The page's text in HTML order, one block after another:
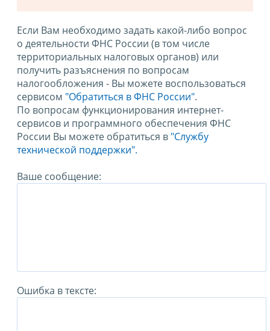
Если Вам необходимо задать какой-либо вопрос
о деятельности ФНС России (в том числе
территориальных налоговых органов) или
получить разъяснения по вопросам
налогообложения - Вы можете воспользоваться
сервисом "Обратиться в ФНС России".
По вопросам функционирования интернет-
сервисов и программного обеспечения ФНС
России Вы можете обратиться в "Службу
технической поддержки".
Ваше сообщение:
Ошибка в тексте: